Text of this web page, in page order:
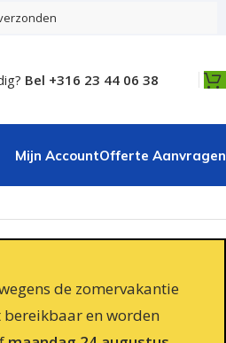
Bel +316 23 44 06 38
Mijn AccountOfferte Aanvragen
de zomervakantie
en worden